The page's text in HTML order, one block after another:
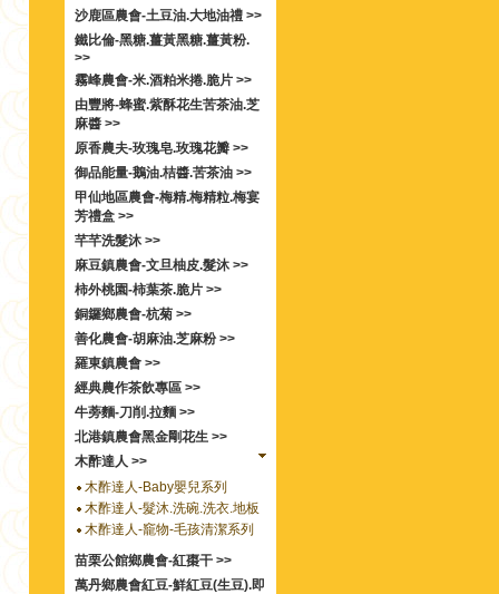
沙鹿區農會-土豆油.大地油禮 >>
鐵比倫-黑糖.薑黃黑糖.薑黃粉.
>>
霧峰農會-米.酒粕米捲.脆片 >>
由豐將-蜂蜜.紫酥花生苦茶油.芝
麻醬 >>
原香農夫-玫瑰皂.玫瑰花瓣 >>
御品能量-鵝油.桔醬.苦茶油 >>
甲仙地區農會-梅精.梅精粒.梅宴
芳禮盒 >>
芊芊洗髮沐 >>
麻豆鎮農會-文旦柚皮.髮沐 >>
柿外桃園-柿葉茶.脆片 >>
銅鑼鄉農會-杭菊 >>
善化農會-胡麻油.芝麻粉 >>
羅東鎮農會 >>
經典農作茶飲專區 >>
牛蒡麵-刀削.拉麵 >>
北港鎮農會黑金剛花生 >>
木酢達人 >>
木酢達人-Baby嬰兒系列
木酢達人-髮沐.洗碗.洗衣.地板
木酢達人-竉物-毛孩清潔系列
苗栗公館鄉農會-紅棗干 >>
萬丹鄉農會紅豆-鮮紅豆(生豆).即